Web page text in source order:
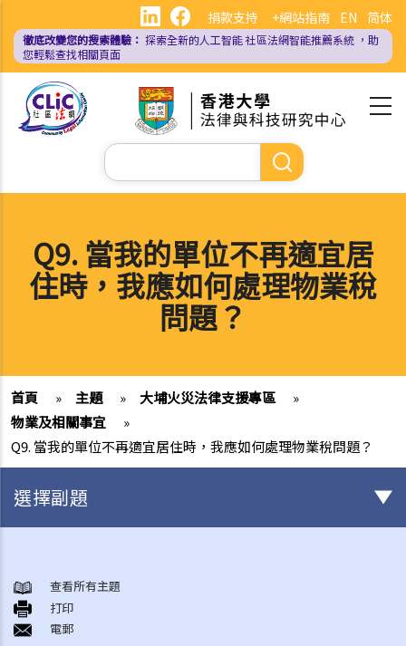
內
EN 简体
捐款支持 +網站指南
徹底改變您的搜索體驗： 探索全新的人工智能社區法網智能推薦系統 ，助
您輕鬆查找相關頁面
Search
Q9. 當我的單位不再適宜居
住時，我應如何處理物業稅
問題？
首頁 » 主題 » 大埔火災法律支援專區
»
物業及相關事宜
»
Q9. 當我的單位不再適宜居住時，我應如何處理物業稅問題？
選擇副題
A. 火葬
B. 骨灰安置所（靈灰安置所）
C. 土葬
查看所有主題
打印
電郵